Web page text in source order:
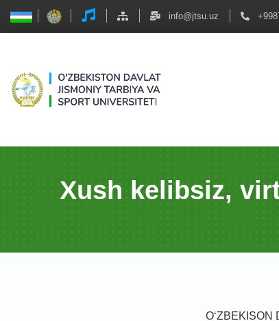
info@jtsu.uz
Xush kelibsiz,
O‘ZBEKISON